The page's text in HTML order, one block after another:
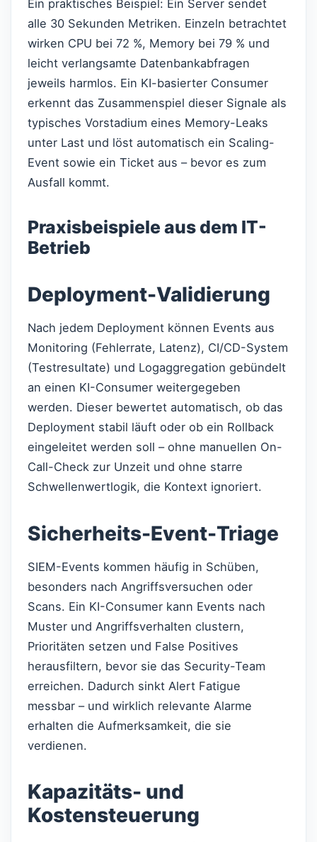
Ein praktisches Beispiel: Ein Server sendet
alle 30 Sekunden Metriken. Einzeln betrachtet
wirken CPU bei 72 %, Memory bei 79 % und
leicht verlangsamte Datenbankabfragen
jeweils harmlos. Ein KI-basierter Consumer
erkennt das Zusammenspiel dieser Signale als
typisches Vorstadium eines Memory-Leaks
unter Last und löst automatisch ein Scaling-
Event sowie ein Ticket aus – bevor es zum
Ausfall kommt.
Praxisbeispiele aus dem IT-
Betrieb
Deployment-Validierung
Nach jedem Deployment können Events aus
Monitoring (Fehlerrate, Latenz), CI/CD-System
(Testresultate) und Logaggregation gebündelt
an einen KI-Consumer weitergegeben
werden. Dieser bewertet automatisch, ob das
Deployment stabil läuft oder ob ein Rollback
eingeleitet werden soll – ohne manuellen On-
Call-Check zur Unzeit und ohne starre
Schwellenwertlogik, die Kontext ignoriert.
Sicherheits-Event-Triage
SIEM-Events kommen häufig in Schüben,
besonders nach Angriffsversuchen oder
Scans. Ein KI-Consumer kann Events nach
Muster und Angriffsverhalten clustern,
Prioritäten setzen und False Positives
herausfiltern, bevor sie das Security-Team
erreichen. Dadurch sinkt Alert Fatigue
messbar – und wirklich relevante Alarme
erhalten die Aufmerksamkeit, die sie
verdienen.
Kapazitäts- und
Kostensteuerung